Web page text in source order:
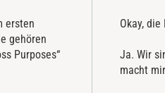
ersten
gehören
Purposes“
Okay,
Ja. Wir
macht